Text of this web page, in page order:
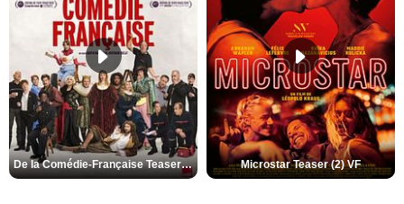
De la Comédie-Française Teaser (3) VF Microstar Teaser (2) VF